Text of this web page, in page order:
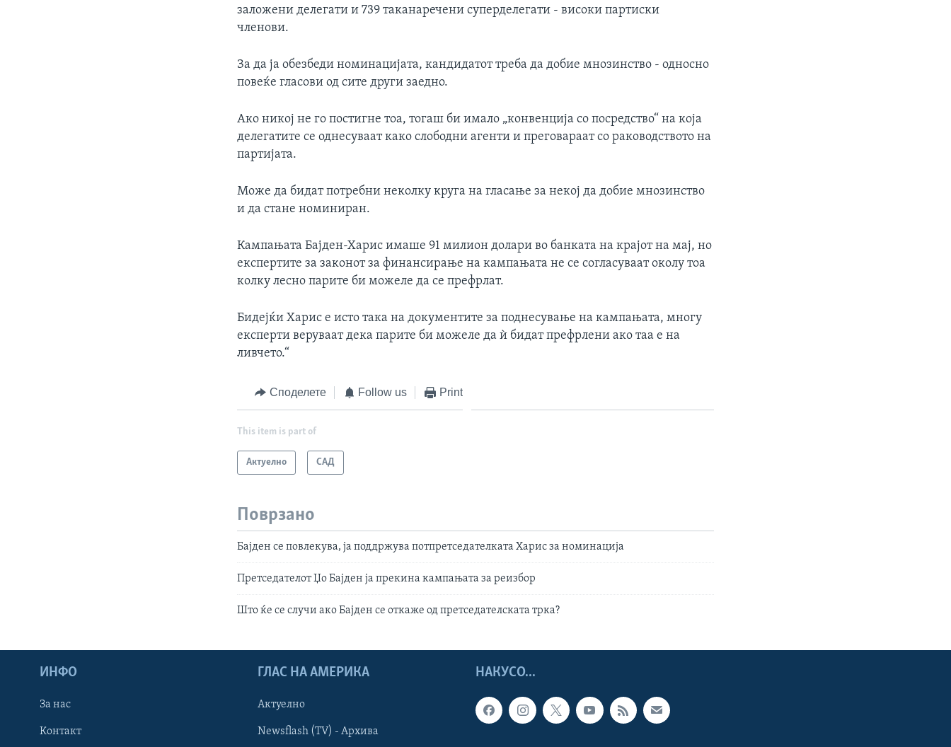
заложени делегати и 739 таканаречени суперделегати - високи партиски
членови.
За да ја обезбеди номинацијата, кандидатот треба да добие мнозинство - односно
повеќе гласови од сите други заедно.
Ако никој не го постигне тоа, тогаш би имало „конвенција со посредство“ на која
делегатите се однесуваат како слободни агенти и преговараат со раководството на
партијата.
Може да бидат потребни неколку круга на гласање за некој да добие мнозинство
и да стане номиниран.
Кампањата Бајден-Харис имаше 91 милион долари во банката на крајот на мај, но
експертите за законот за финансирање на кампањата не се согласуваат околу тоа
колку лесно парите би можеле да се префрлат.
Бидејќи Харис е исто така на документите за поднесување на кампањата, многу
експерти веруваат дека парите би можеле да ѝ бидат префрлени ако таа е на
ливчето.“
Споделете Follow us Print
This item is part of
Актуелно САД
Поврзано
Бајден се повлекува, ја поддржува потпретседателката Харис за номинација
Претседателот Џо Бајден ја прекина кампањата за реизбор
Што ќе се случи ако Бајден се откаже од претседателската трка?
НАКУСО...
ИНФО
За нас
Контакт
ГЛАС НА АМЕРИКА
Актуелно
Newsflash (TV) - Архива